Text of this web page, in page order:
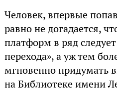
Человек, впервые
равно не догадается,
платформ в ряд
перехода», а уж тем
мгновенно придумать
на Библиотеке имени